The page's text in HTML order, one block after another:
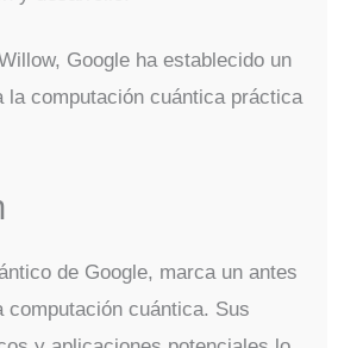
Google ha establecido un
la computación cuántica práctica
de Google, marca un antes
computación cuántica. Sus